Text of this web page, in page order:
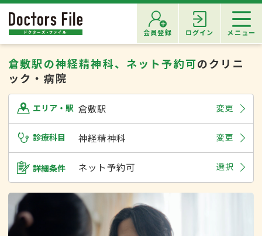
会員登録 ログイン メニュー
倉敷駅の神経精神科、ネット予約可のクリニ
ック・病院
エリア・駅 倉敷駅 変更
診療科目 神経精神科 変更
詳細条件 ネット予約可 選択